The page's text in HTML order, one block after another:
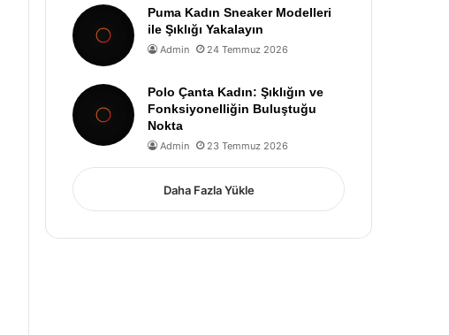
Puma Kadın Sneaker Modelleri
ile Şıklığı Yakalayın
Admin 24 Temmuz 2026
Polo Çanta Kadın: Şıklığın ve
Fonksiyonelliğin Buluştuğu
Nokta
Admin 23 Temmuz 2026
Daha Fazla Yükle